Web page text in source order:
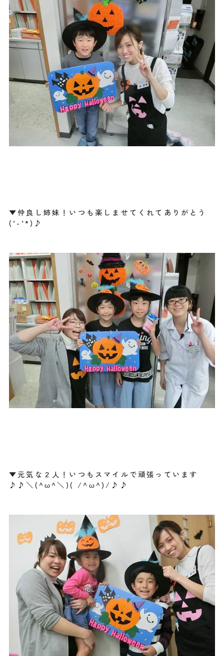
▼仲良し姉妹！いつも楽しませてくれてありがとう
(‘-‘*)♪
▼元気な２人！いつもスマイルで頑張っています
♪♪＼(^ω^＼)( /^ω^)/♪♪